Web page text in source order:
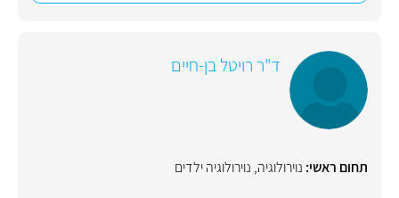
ד"ר רויטל בן-חיים
תחום ראשי: נוירולוגיה, נוירולוגיה ילדים